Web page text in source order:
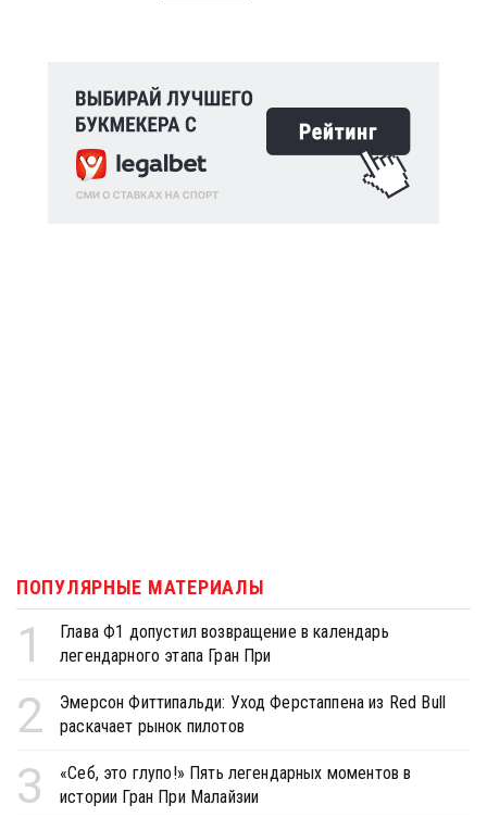
ПОПУЛЯРНЫЕ МАТЕРИАЛЫ
1
Глава Ф1 допустил возвращение в календарь
легендарного этапа Гран При
2
Эмерсон Фиттипальди: Уход Ферстаппена из Red Bull
раскачает рынок пилотов
3
«Себ, это глупо!» Пять легендарных моментов в
истории Гран При Малайзии